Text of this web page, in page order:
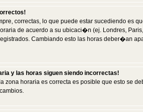
correctas, lo que puede estar sucediendo es
de acuerdo a su ubicaci�n (ej. Londres,
Cambiando esto las horas deber�an
y las horas siguen siendo incorrectas!
zona horaria es correcta es posible que esto se